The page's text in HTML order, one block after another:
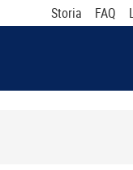
Storia FAQ